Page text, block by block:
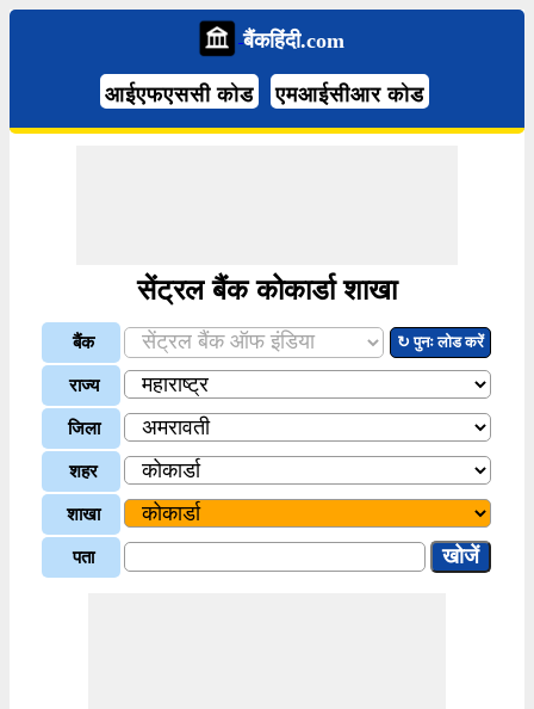
बैंकहिंदी.com
आईएफएससी कोड एमआईसीआर कोड
सेंट्रल बैंक कोकार्डा शाखा
बैंक ↻ पुनः लोड करें
राज्य
जिला
शहर
शाखा
पता